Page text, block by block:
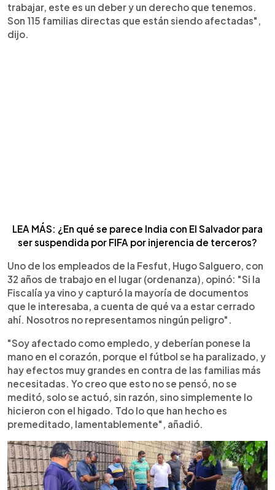
trabajar, este es un deber y un derecho que tenemos.
Son 115 familias directas que están siendo afectadas",
dijo.
LEA MÁS: ¿En qué se parece India con El Salvador para
ser suspendida por FIFA por injerencia de terceros?
Uno de los empleados de la Fesfut, Hugo Salguero, con
32 años de trabajo en el lugar (ordenanza), opinó: "Si la
Fiscalía ya vino y capturó la mayoría de documentos
que le interesaba, a cuenta de qué va a estar cerrado
ahí. Nosotros no representamos ningún peligro".
"Soy afectado como empledo, y deberían ponese la
mano en el corazón, porque el fútbol se ha paralizado, y
hay efectos muy grandes en contra de las familias más
necesitadas. Yo creo que esto no se pensó, no se
meditó, solo se actuó, sin razón, sino simplemente lo
hicieron con el higado. Tdo lo que han hecho es
premeditado, lamentablemente", añadió.